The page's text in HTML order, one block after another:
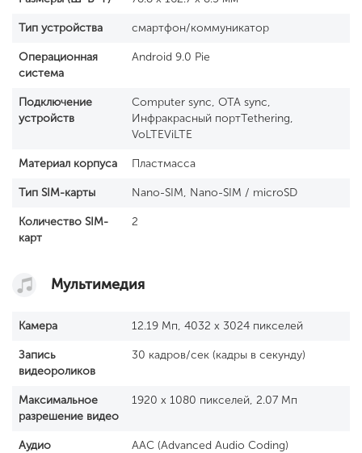
Тип устройства смартфон/коммуникатор
Операционная
система
Android 9.0 Pie
Подключение
устройств
Computer sync, OTA sync,
Инфракрасный портTethering,
VoLTEViLTE
Материал корпуса Пластмасса
Тип SIM-карты Nano-SIM, Nano-SIM / microSD
Количество SIM-
карт
2
Мультимедия
Камера 12.19 Мп, 4032 x 3024 пикселей
Запись
видеороликов
30 кадров/сек (кадры в секунду)
Максимальное
разрешение видео
1920 x 1080 пикселей, 2.07 Мп
Аудио
AAC (Advanced Audio Coding)